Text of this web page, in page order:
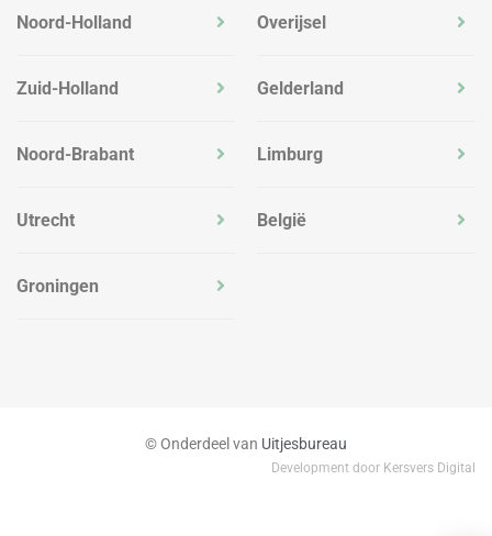
Noord-Holland
Zuid-Holland
Noord-Brabant
Utrecht
Groningen
Overijsel
Gelderland
Limburg
België
© Onderdeel van Uitjesbureau
Development door Kersvers Digital